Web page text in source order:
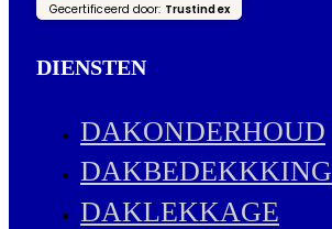
Gecertificeerd door: Trustindex
DIENSTEN
DAKONDERHOUD
DAKBEDEKKKING
DAKLEKKAGE